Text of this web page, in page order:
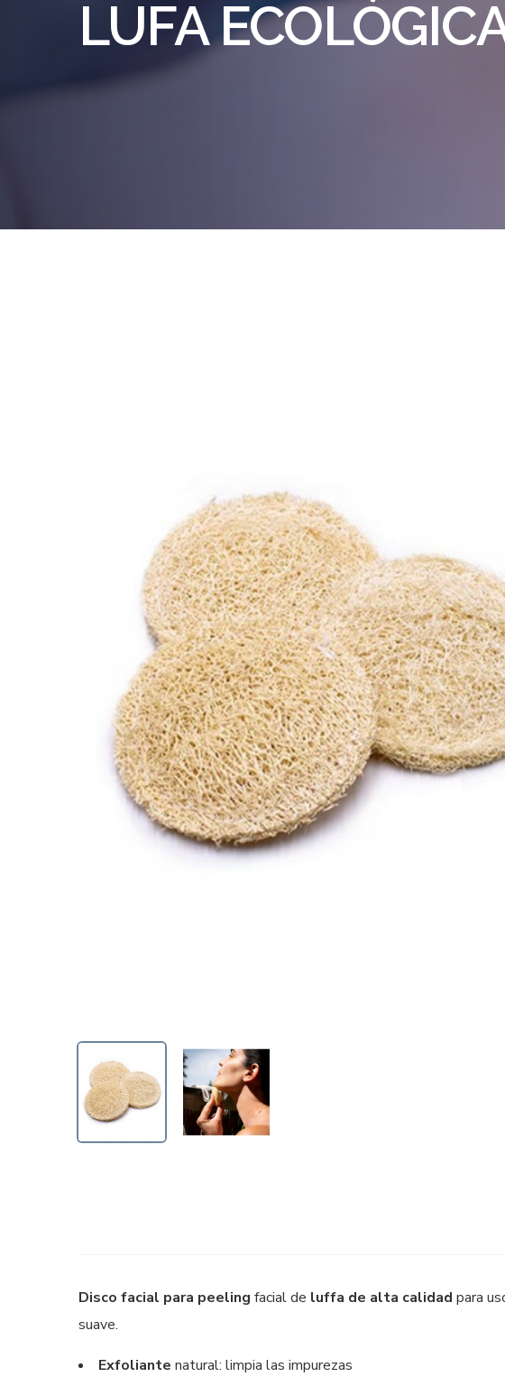
LUFA
Disco facial para peeling facial de luffa de alta calidad para
suave.
Exfoliante natural: limpia las impurezas